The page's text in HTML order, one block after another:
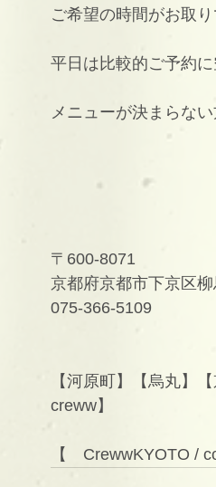
ご希望の時間がお取
平日は比較的ご予約に
メニューが決まらな
〒600-8071
京都府京都市下京区
075-366-5109
【河原町】【烏丸】
creww】
【　CrewwKYOTO /